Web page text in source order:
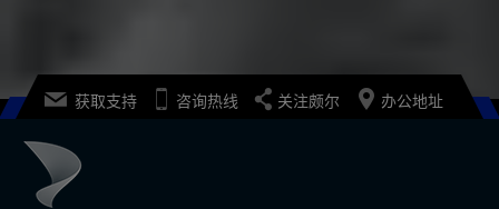
获取支持 咨询热线 关注颇尔 办公地址